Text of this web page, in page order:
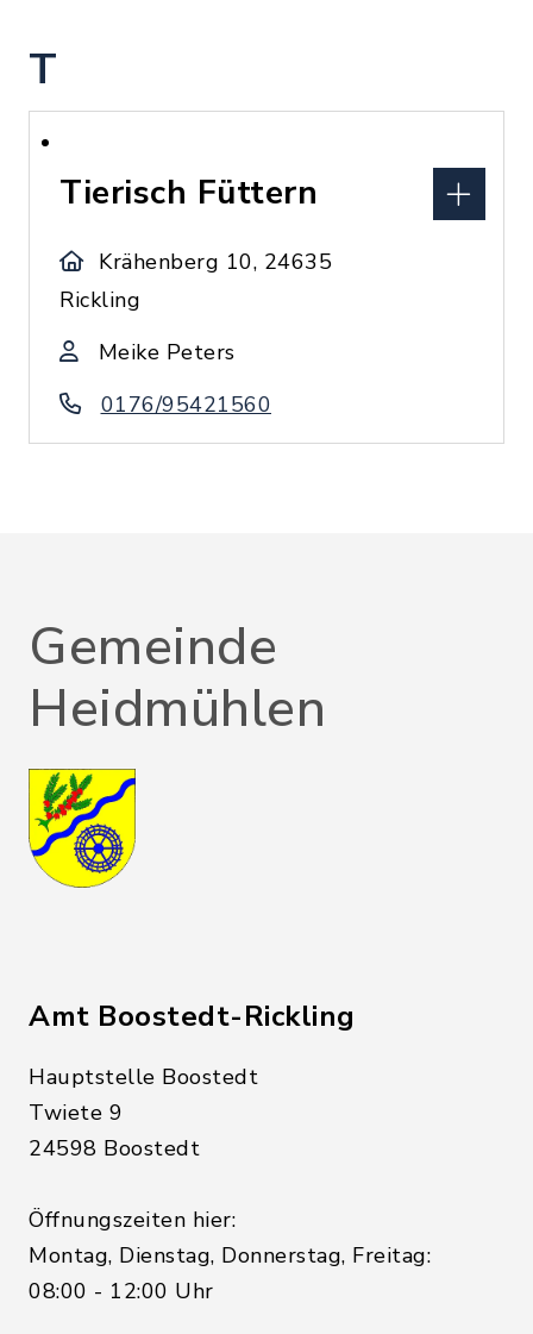
T
Tierisch Füttern
Krähenberg 10, 24635
Rickling
Meike Peters
0176/95421560
Gemeinde
Heidmühlen
Amt Boostedt-Rickling
Hauptstelle Boostedt
Twiete 9
24598 Boostedt
Öffnungszeiten hier:
Montag, Dienstag, Donnerstag, Freitag:
08:00 - 12:00 Uhr